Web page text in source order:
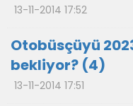
13-11-2014 17:52
Otobüsçüyü
bekliyor? (4)
13-11-2014 17:51